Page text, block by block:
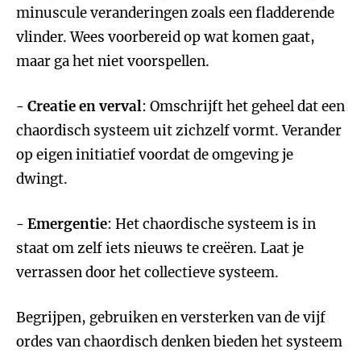
minuscule veranderingen zoals een fladderende
vlinder. Wees voorbereid op wat komen gaat,
maar ga het niet voorspellen.
- Creatie en verval: Omschrijft het geheel dat een
chaordisch systeem uit zichzelf vormt. Verander
op eigen initiatief voordat de omgeving je
dwingt.
- Emergentie: Het chaordische systeem is in
staat om zelf iets nieuws te creëren. Laat je
verrassen door het collectieve systeem.
Begrijpen, gebruiken en versterken van de vijf
ordes van chaordisch denken bieden het systeem